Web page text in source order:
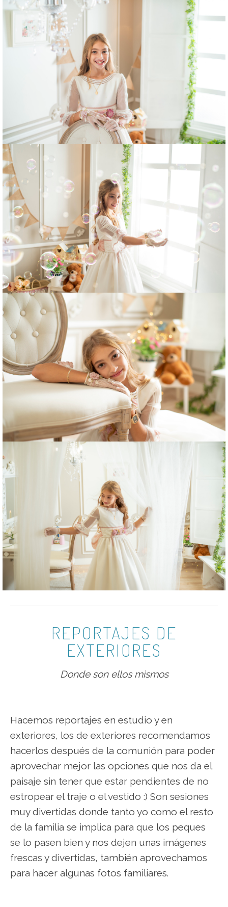
REPORTAJES DE
EXTERIORES
Donde son ellos mismos
Hacemos reportajes en estudio y en
exteriores, los de exteriores recomendamos
hacerlos después de la comunión para poder
aprovechar mejor las opciones que nos da el
paisaje sin tener que estar pendientes de no
estropear el traje o el vestido :) Son sesiones
muy divertidas donde tanto yo como el resto
de la familia se implica para que los peques
se lo pasen bien y nos dejen unas imágenes
frescas y divertidas, también aprovechamos
para hacer algunas fotos familiares.